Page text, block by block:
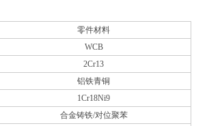
零件材料
WCB
2Cr13
铝铁青铜
1Cr18Ni9
合金铸铁/对位聚苯